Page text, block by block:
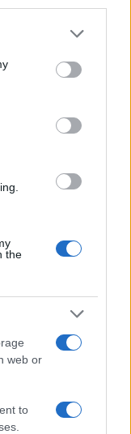
or more Google
You may click to
party tags to
in below Google
the
web or
to